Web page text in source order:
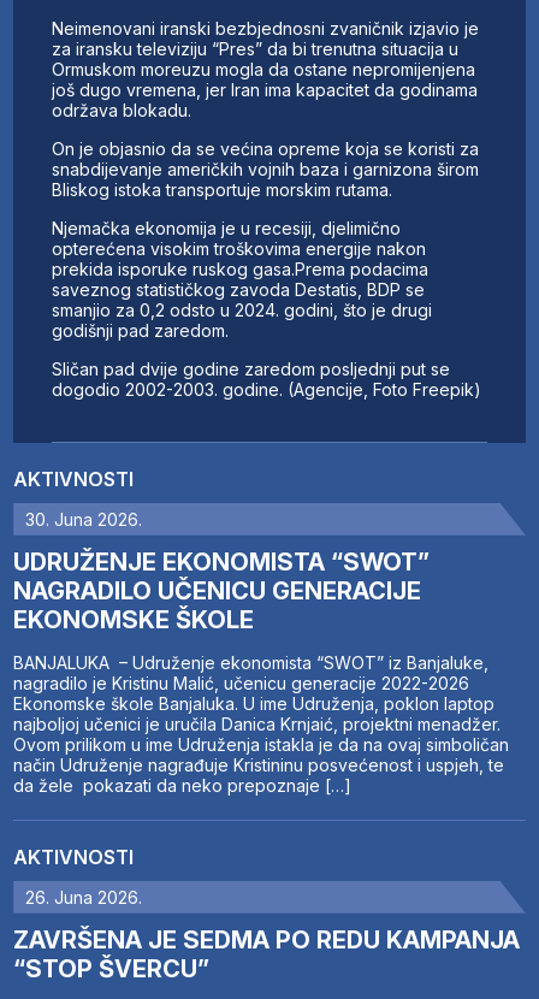
AKTIVNOSTI
30. Juna 2026.
UDRUŽENJE EKONOMISTA “SWOT”
NAGRADILO UČENICU GENERACIJE
EKONOMSKE ŠKOLE
BANJALUKA – Udruženje ekonomista “SWOT” iz Banjaluke,
nagradilo je Kristinu Malić, učenicu generacije 2022-2026
Ekonomske škole Banjaluka. U ime Udruženja, poklon laptop
najboljoj učenici je uručila Danica Krnjaić, projektni menadžer.
Ovom prilikom u ime Udruženja istakla je da na ovaj simboličan
način Udruženje nagrađuje Kristininu posvećenost i uspjeh, te
da žele pokazati da neko prepoznaje […]
AKTIVNOSTI
26. Juna 2026.
ZAVRŠENA JE SEDMA PO REDU KAMPANJA
“STOP ŠVERCU”
Neimenovani iranski bezbjednosni zvaničnik izjavio je
za iransku televiziju “Pres” da bi trenutna situacija u
Ormuskom moreuzu mogla da ostane nepromijenjena
još dugo vremena, jer Iran ima kapacitet da godinama
održava blokadu.
On je objasnio da se većina opreme koja se koristi za
snabdijevanje američkih vojnih baza i garnizona širom
Bliskog istoka transportuje morskim rutama.
Njemačka ekonomija je u recesiji, djelimično
opterećena visokim troškovima energije nakon
prekida isporuke ruskog gasa.Prema podacima
saveznog statističkog zavoda Destatis, BDP se
smanjio za 0,2 odsto u 2024. godini, što je drugi
godišnji pad zaredom.
Sličan pad dvije godine zaredom posljednji put se
dogodio 2002-2003. godine. (Agencije, Foto Freepik)